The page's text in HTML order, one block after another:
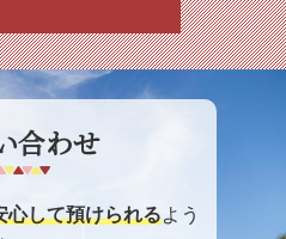
合わせ
心して預けられるよう